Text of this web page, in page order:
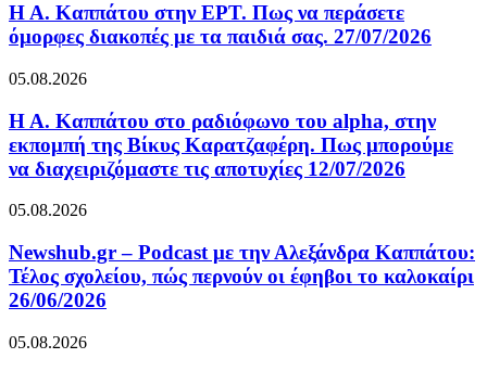
Η Α. Καππάτου στην ΕΡΤ. Πως να περάσετε
όμορφες διακοπές με τα παιδιά σας. 27/07/2026
05.08.2026
Η Α. Καππάτου στο ραδιόφωνο του alpha, στην
εκπομπή της Βίκυς Καρατζαφέρη. Πως μπορούμε
να διαχειριζόμαστε τις αποτυχίες 12/07/2026
05.08.2026
Newshub.gr – Podcast με την Αλεξάνδρα Καππάτου:
Τέλος σχολείου, πώς περνούν οι έφηβοι το καλοκαίρι
26/06/2026
05.08.2026